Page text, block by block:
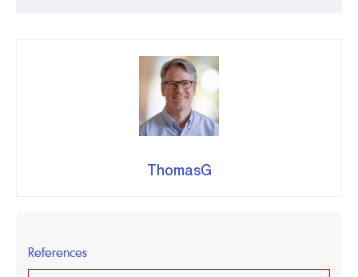
ThomasG
References